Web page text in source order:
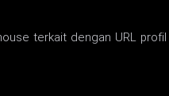
terkait dengan URL